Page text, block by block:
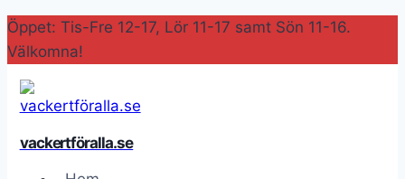
Skip
to
content
Öppet: Tis-Fre 12-17, Lör 11-17 samt Sön 11-16.
Välkomna!
vackertföralla.se